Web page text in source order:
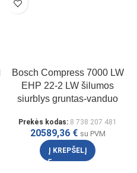
Bosch Compress 7000 LW
EHP 22-2 LW šilumos
siurblys gruntas-vanduo
Prekės kodas: 8 738 207 481
20589,36 € su PVM
Į KREPŠELĮ